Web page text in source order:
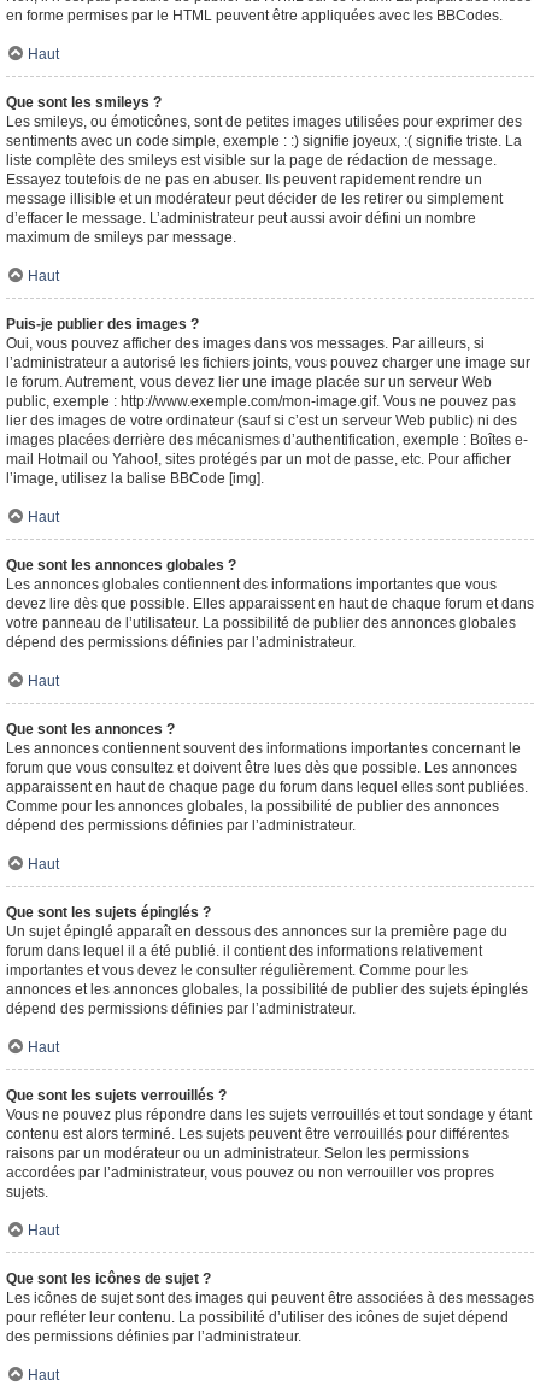
en forme permises par le HTML peuvent être appliquées avec les BBCodes.
Haut
Que sont les smileys ?
Les smileys, ou émoticônes, sont de petites images utilisées pour exprimer des
sentiments avec un code simple, exemple : :) signifie joyeux, :( signifie triste. La
liste complète des smileys est visible sur la page de rédaction de message.
Essayez toutefois de ne pas en abuser. Ils peuvent rapidement rendre un
message illisible et un modérateur peut décider de les retirer ou simplement
d’effacer le message. L’administrateur peut aussi avoir défini un nombre
maximum de smileys par message.
Haut
Puis-je publier des images ?
Oui, vous pouvez afficher des images dans vos messages. Par ailleurs, si
l’administrateur a autorisé les fichiers joints, vous pouvez charger une image sur
le forum. Autrement, vous devez lier une image placée sur un serveur Web
public, exemple : http://www.exemple.com/mon-image.gif. Vous ne pouvez pas
lier des images de votre ordinateur (sauf si c’est un serveur Web public) ni des
images placées derrière des mécanismes d’authentification, exemple : Boîtes e-
mail Hotmail ou Yahoo!, sites protégés par un mot de passe, etc. Pour afficher
l’image, utilisez la balise BBCode [img].
Haut
Que sont les annonces globales ?
Les annonces globales contiennent des informations importantes que vous
devez lire dès que possible. Elles apparaissent en haut de chaque forum et dans
votre panneau de l’utilisateur. La possibilité de publier des annonces globales
dépend des permissions définies par l’administrateur.
Haut
Que sont les annonces ?
Les annonces contiennent souvent des informations importantes concernant le
forum que vous consultez et doivent être lues dès que possible. Les annonces
apparaissent en haut de chaque page du forum dans lequel elles sont publiées.
Comme pour les annonces globales, la possibilité de publier des annonces
dépend des permissions définies par l’administrateur.
Haut
Que sont les sujets épinglés ?
Un sujet épinglé apparaît en dessous des annonces sur la première page du
forum dans lequel il a été publié. il contient des informations relativement
importantes et vous devez le consulter régulièrement. Comme pour les
annonces et les annonces globales, la possibilité de publier des sujets épinglés
dépend des permissions définies par l’administrateur.
Haut
Que sont les sujets verrouillés ?
Vous ne pouvez plus répondre dans les sujets verrouillés et tout sondage y étant
contenu est alors terminé. Les sujets peuvent être verrouillés pour différentes
raisons par un modérateur ou un administrateur. Selon les permissions
accordées par l’administrateur, vous pouvez ou non verrouiller vos propres
sujets.
Haut
Que sont les icônes de sujet ?
Les icônes de sujet sont des images qui peuvent être associées à des messages
pour refléter leur contenu. La possibilité d’utiliser des icônes de sujet dépend
des permissions définies par l’administrateur.
Haut